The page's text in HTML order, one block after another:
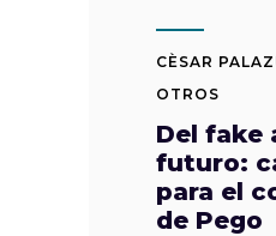
CÈSAR
OTROS
Del fake
futuro:
para el
de Pego